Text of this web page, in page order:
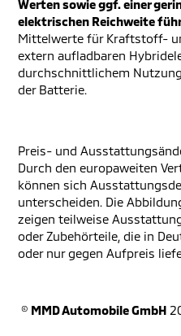
Werten sowie ggf. einer
elektrischen Reichweite
Mittelwerte für Kraftstoff-
extern aufladbaren
durchschnittlichem
der Batterie.
Preis- und
Durch den europaweiten
können sich
unterscheiden. Die
zeigen teilweise
oder Zubehörteile, die in
oder nur gegen Aufpreis
© MMD Automobile GmbH